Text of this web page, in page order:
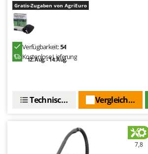
U
Udor
Unger
V
Verdemax
Gratis-Zugaben von AgriEuro
Verfügbarkeit:54
Kostenlose Lieferung
12. Aug. - 14. Aug.
Vergleichen Sie
Technische Daten
7,8